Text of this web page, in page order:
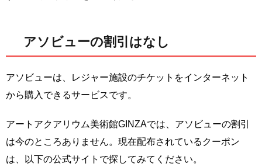
アソビューの割引はなし
アソビューは、レジャー施設のチケットをインターネット
から購入できるサービスです。
アートアクアリウム美術館GINZAでは、アソビューの割引
は今のところありません。現在配布されているクーポン
は、以下の公式サイトで探してみてください。